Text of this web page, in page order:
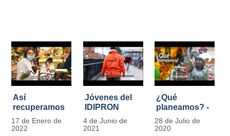
Así
recuperamos
las bancas del
Park Way
17 de Enero de
2022
Jóvenes del
IDIPRON
comprometidos
con la
4 de Junio de
2021
¿Qué
planeamos? -
Por Carlos
Marín, director
28 de Julio de
2020